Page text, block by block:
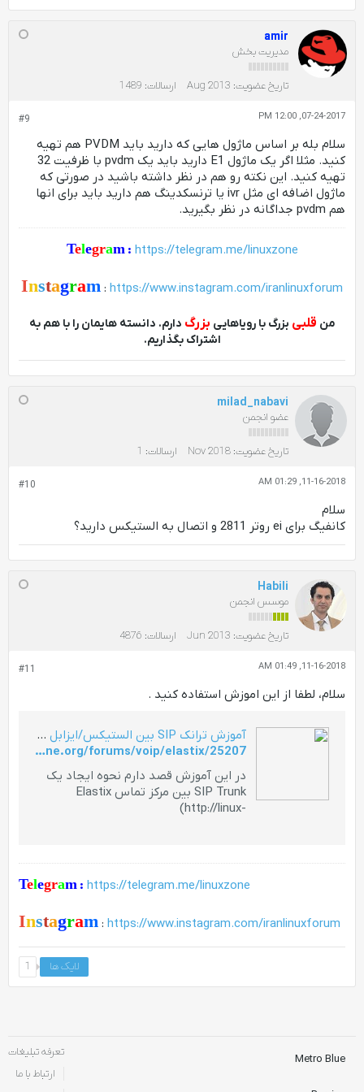
amir
مدیریت بخش
تاریخ عضویت: Aug 2013 ارسالات: 1489
#9 07-24-2017, 12:00 PM
سلام بله بر اساس ماژول هایی که دارید باید PVDM هم تهیه
کنید. مثلا اگر یک ماژول E1 دارید باید یک pvdm با ظرفیت 32
تهیه کنید. این نکته رو هم در نظر داشته باشید در صورتی که
ماژول اضافه ای مثل ivr یا ترنسکدینگ هم دارید باید برای انها
هم pvdm جداگانه در نظر بگیرید.
Telegram: https://telegram.me/linuxzone
Instagram : https://www.instagram.com/iranlinuxforum
من قلبی بزرگ با رویاهایی بزرگ دارم. دانسته هایمان را با هم به
اشتراک بگذاریم.
milad_nabavi
عضو انجمن
تاریخ عضویت: Nov 2018 ارسالات: 1
#10 11-16-2018, 01:29 AM
سلام
کانفیگ برای ei روتر 2811 و اتصال به الستیکس دارید؟
Habili
موسس انجمن
تاریخ عضویت: Jun 2013 ارسالات: 4876
#11 11-16-2018, 01:49 AM
سلام، لطفا از این اموزش استفاده کنید .
آموزش ترانک SIP بین الستیکس/ایزابل با روتر سیسکو (CME) - linux-zone.org
http://linux-zone.org/forums/voip/elastix/25207-آموزش-ترانک-sip-بین-الستیکس-ایزابل-با-روتر-سیسکو-cme
در این آموزش قصد دارم نحوه ایجاد یک
SIP Trunk بین مرکز تماس Elastix
(http://linux-
Telegram : https://telegram.me/linuxzone
Instagram : https://www.instagram.com/iranlinuxforum
لایک ها 1
Metro Blue
تعرفه تبلیغات
ارتباط با ما